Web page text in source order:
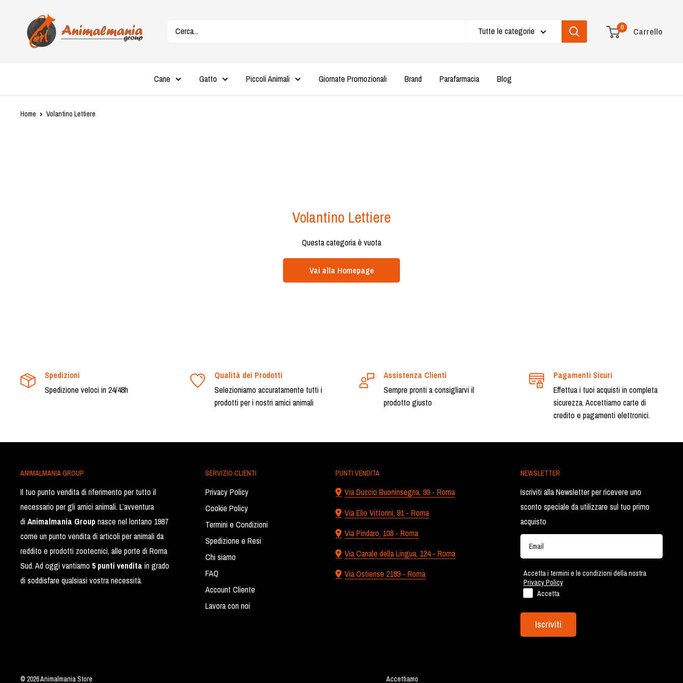
contenuto
Animalmania
Store
Tutte le categorie 0 Carrello
Cane Gatto Piccoli Animali Giornate Promozionali Brand Parafarmacia Blog
Home Volantino Lettiere
Volantino Lettiere
Questa categoria è vuota
Vai alla Homepage
Spedizioni
Spedizione veloci in 24/48h
Qualità dei Prodotti
Selezioniamo accuratamente tutti i
prodotti per i nostri amici animali
Assistenza Clienti
Sempre pronti a consigliarvi il
prodotto giusto
Pagamenti Sicuri
Effettua i tuoi acquisti in completa
sicurezza. Accettiamo carte di
credito e pagamenti elettronici.
ANIMALMANIA GROUP
Il tuo punto vendita di riferimento per tutto il
necessario per gli amici animali. L’avventura
diAnimalmania Group nasce nel lontano 1987
come un punto vendita di articoli per animali da
reddito e prodotti zootecnici, alle porte di Roma
Sud. Ad oggi vantiamo 5 punti vendita in grado
di soddisfare qualsiasi vostra necessità.
SERVIZIO CLIENTI
Privacy Policy
Cookie Policy
Termini e Condizioni
Spedizione e Resi
Chi siamo
FAQ
Account Cliente
Lavora con noi
PUNTI VENDITA
Via Duccio Buoninsegna, 99 - Roma
Via Elio Vittorini, 91 - Roma
Via Pindaro, 108 - Roma
Via Canale della Lingua, 124 - Roma
Via Ostiense 2189 - Roma
NEWSLETTER
Iscriviti alla Newsletter per ricevere uno
sconto speciale da utilizzare sul tuo primo
acquisto
Accetta i termini e le condizioni della nostra
Privacy Policy
Accetta
Iscriviti
© 2026 Animalmania Store Accettiamo